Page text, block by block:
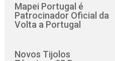
Mapei Portugal é
Patrocinador Oficial da
Volta a Portugal
Novos Tijolos